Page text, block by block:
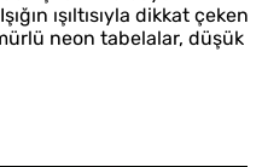
ışıltısıyla dikkat çeken
neon tabelalar, düşük